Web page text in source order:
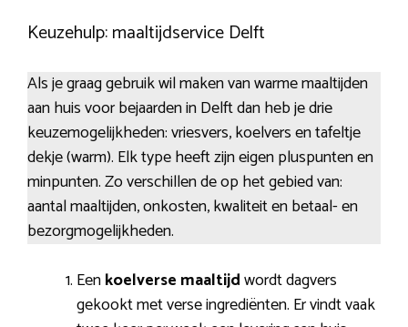
Keuzehulp: maaltijdservice Delft
Als je graag gebruik wil maken van warme maaltijden
aan huis voor bejaarden in Delft dan heb je drie
keuzemogelijkheden: vriesvers, koelvers en tafeltje
dekje (warm). Elk type heeft zijn eigen pluspunten en
minpunten. Zo verschillen de op het gebied van:
aantal maaltijden, onkosten, kwaliteit en betaal- en
bezorgmogelijkheden.
Eenkoelverse maaltijdwordt dagvers
gekookt met verse ingrediënten. Er vindt vaak